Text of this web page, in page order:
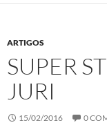
ARTIGOS
SUPER
JURI
15/02/2016 0